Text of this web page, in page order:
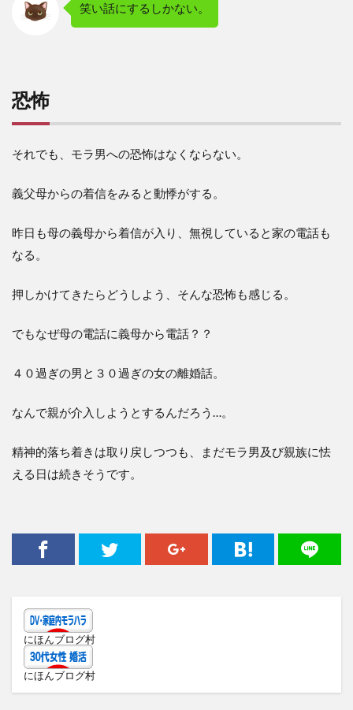
笑い話にするしかない。
恐怖
それでも、モラ男への恐怖はなくならない。
義父母からの着信をみると動悸がする。
昨日も母の義母から着信が入り、無視していると家の電話も
なる。
押しかけてきたらどうしよう、そんな恐怖も感じる。
でもなぜ母の電話に義母から電話？？
４０過ぎの男と３０過ぎの女の離婚話。
なんで親が介入しようとするんだろう…。
精神的落ち着きは取り戻しつつも、まだモラ男及び親族に怯
える日は続きそうです。
にほんブログ村
にほんブログ村